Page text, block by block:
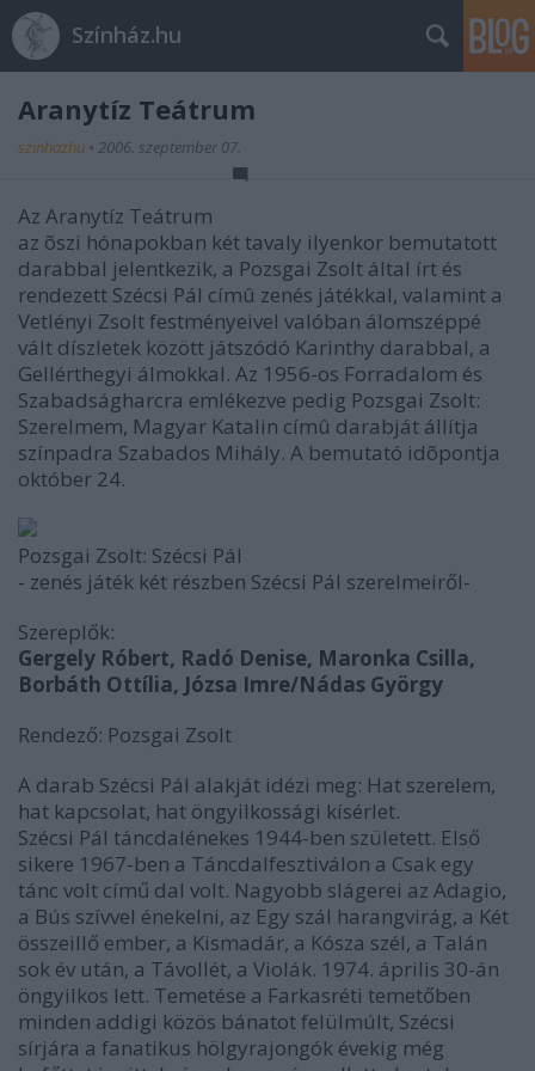
Színház.hu
Aranytíz Teátrum
szinhazhu • 2006. szeptember 07.
Az Aranytíz Teátrum
az õszi hónapokban két tavaly ilyenkor bemutatott
darabbal jelentkezik, a Pozsgai Zsolt által írt és
rendezett Szécsi Pál címû zenés játékkal, valamint a
Vetlényi Zsolt festményeivel valóban álomszéppé
vált díszletek között játszódó Karinthy darabbal, a
Gellérthegyi álmokkal. Az 1956-os Forradalom és
Szabadságharcra emlékezve pedig Pozsgai Zsolt:
Szerelmem, Magyar Katalin címû darabját állítja
színpadra Szabados Mihály. A bemutató idõpontja
október 24.
Pozsgai Zsolt: Szécsi Pál
- zenés játék két részben Szécsi Pál szerelmeiről-
Szereplők:
Gergely Róbert, Radó Denise, Maronka Csilla,
Borbáth Ottília, Józsa Imre/Nádas György
Rendező: Pozsgai Zsolt
A darab Szécsi Pál alakját idézi meg: Hat szerelem,
hat kapcsolat, hat öngyilkossági kísérlet.
Szécsi Pál táncdalénekes 1944-ben született. Első
sikere 1967-ben a Táncdalfesztiválon a Csak egy
tánc volt című dal volt. Nagyobb slágerei az Adagio,
a Bús szívvel énekelni, az Egy szál harangvirág, a Két
összeillő ember, a Kismadár, a Kósza szél, a Talán
sok év után, a Távollét, a Violák. 1974. április 30-án
öngyilkos lett. Temetése a Farkasréti temetőben
minden addigi közös bánatot felülmúlt, Szécsi
sírjára a fanatikus hölgyrajongók évekig még